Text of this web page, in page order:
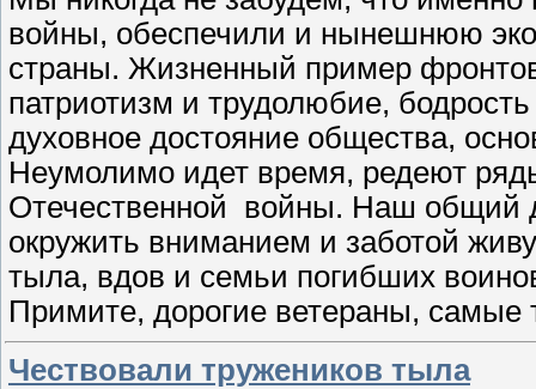
войны, обеспечили и нынешнюю
страны. Жизненный пример
патриотизм и трудолюбие,
духовное достояние общества,
Неумолимо идет время, редеют
Отечественной войны. Наш общий
окружить вниманием и заботой
тыла, вдов и семьи погибших
Примите, дорогие ветераны, самые
Чествовали тружеников тыла